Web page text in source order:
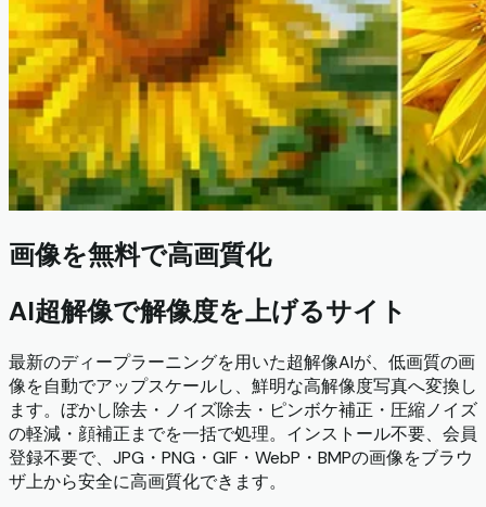
画像を無料で高画質化
AI超解像で解像度を上げるサイト
最新のディープラーニングを用いた超解像AIが、低画質の画
像を自動でアップスケールし、鮮明な高解像度写真へ変換し
ます。ぼかし除去・ノイズ除去・ピンボケ補正・圧縮ノイズ
の軽減・顔補正までを一括で処理。インストール不要、会員
登録不要で、JPG・PNG・GIF・WebP・BMPの画像をブラウ
ザ上から安全に高画質化できます。